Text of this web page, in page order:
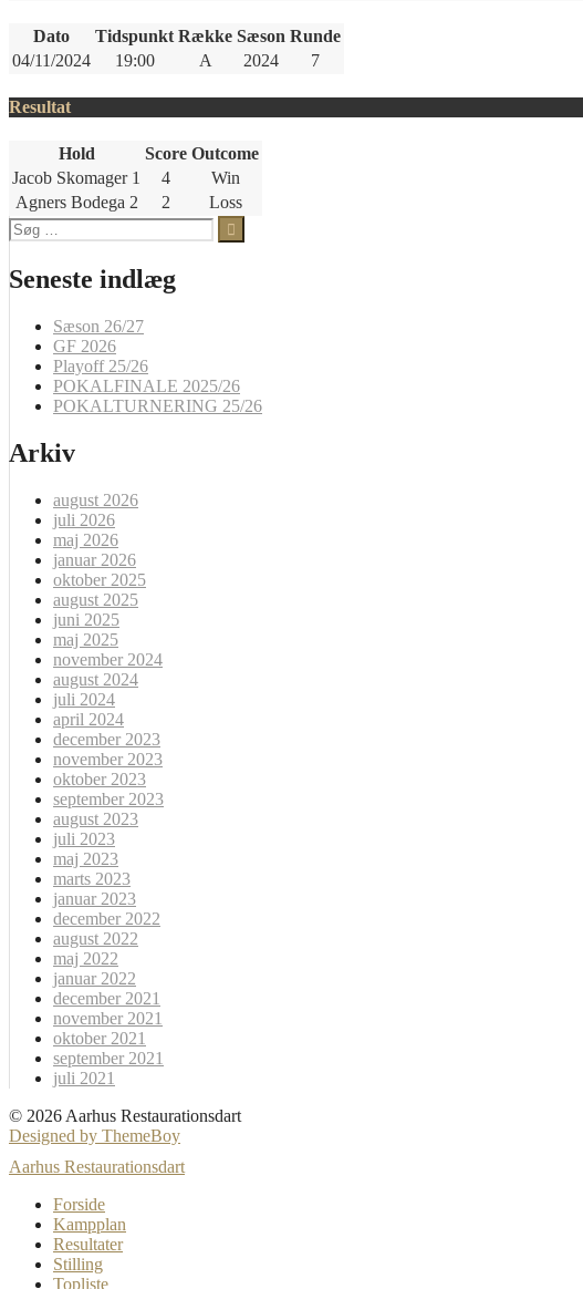
Dato Tidspunkt Række Sæson Runde
04/11/2024
19:00 A 2024 7
Resultat
Hold Score Outcome
Jacob Skomager 1
4
Win
Agners Bodega 2
2
Loss
Søg
efter:
Seneste indlæg
Sæson 26/27
GF 2026
Playoff 25/26
POKALFINALE 2025/26
POKALTURNERING 25/26
Arkiv
august 2026
juli 2026
maj 2026
januar 2026
oktober 2025
august 2025
juni 2025
maj 2025
november 2024
august 2024
juli 2024
april 2024
december 2023
november 2023
oktober 2023
september 2023
august 2023
juli 2023
maj 2023
marts 2023
januar 2023
december 2022
august 2022
maj 2022
januar 2022
december 2021
november 2021
oktober 2021
september 2021
juli 2021
© 2026 Aarhus Restaurationsdart
Designed by ThemeBoy
Aarhus Restaurationsdart
Forside
Kampplan
Resultater
Stilling
Topliste